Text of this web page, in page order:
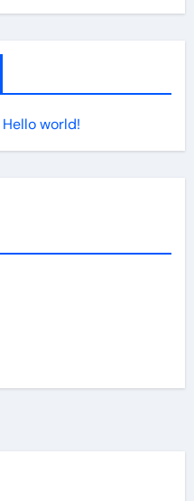
Hello world!